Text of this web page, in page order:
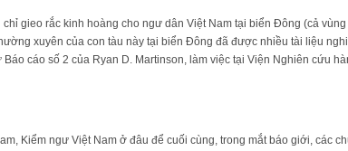
gieo rắc kinh hoàng cho ngư dân Việt Nam tại biển Đông (cả
xuyên của con tàu này tại biển Đông đã được nhiều tài liệu
cáo số 2 của Ryan D. Martinson, làm việc tại Viện Nghiên cứu
Kiểm ngư Việt Nam ở đâu để cuối cùng, trong mắt báo giới, các